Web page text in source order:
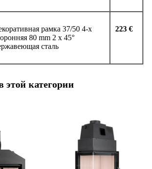
рамка 37/50 4-х
80 mm 2 x 45°
сталь
223 €
категории